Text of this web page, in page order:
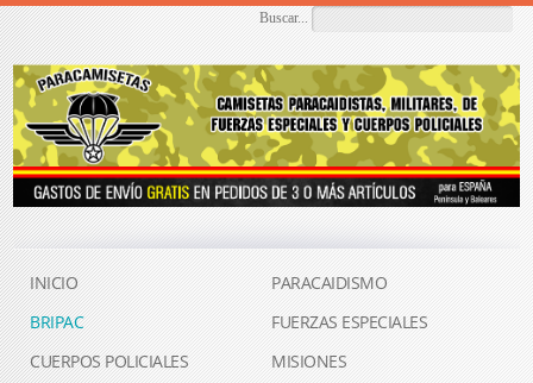
Buscar...
INICIO
PARACAIDISMO
BRIPAC
FUERZAS ESPECIALES
CUERPOS POLICIALES
MISIONES